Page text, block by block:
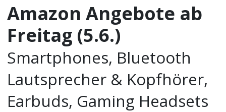
Amazon Angebote ab
Freitag (5.6.)
Smartphones, Bluetooth
Lautsprecher & Kopfhörer,
Earbuds, Gaming Headsets